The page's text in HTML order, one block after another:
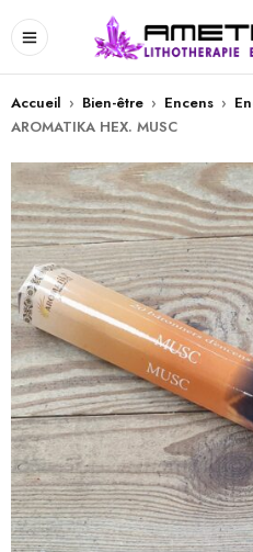
Accueil › Bien-être › Encens ›
AROMATIKA HEX. MUSC